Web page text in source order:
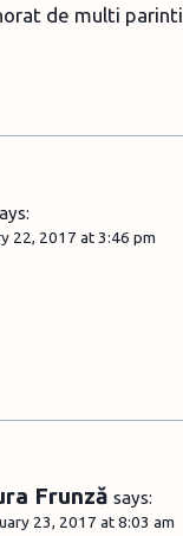
de multi parinti.
22, 2017 at 3:46 pm
Frunză says:
23, 2017 at 8:03 am